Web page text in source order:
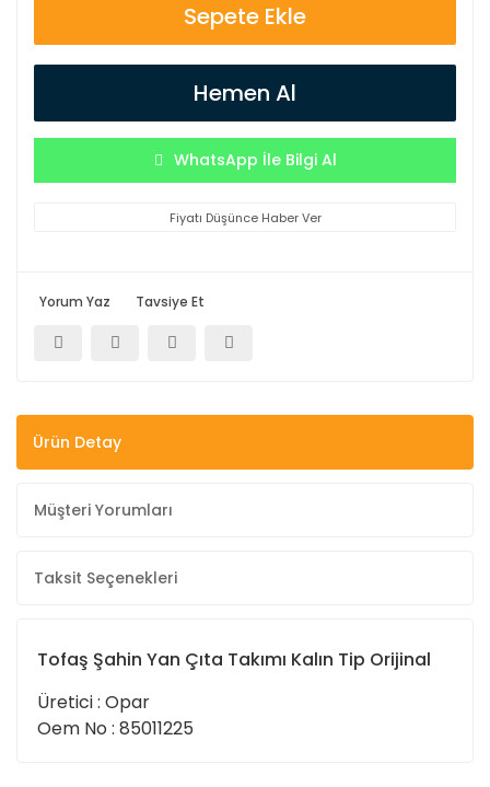
Sepete Ekle
Hemen Al
WhatsApp İle Bilgi Al
Fiyatı Düşünce Haber Ver
Yorum Yaz Tavsiye Et
Ürün Detay
Müşteri Yorumları
Taksit Seçenekleri
Tofaş Şahin Yan Çıta Takımı Kalın Tip Orijinal
Üretici : Opar
Oem No : 85011225